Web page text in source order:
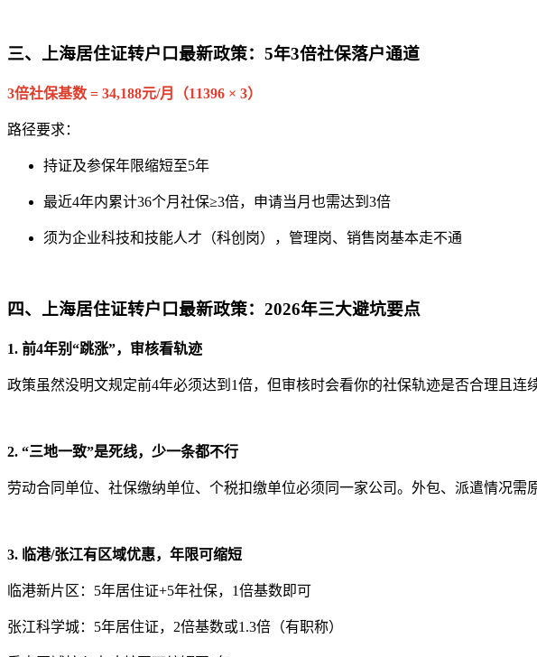
三、上海居住证转户口最新政策：5年3倍社保落户通道
3倍社保基数 = 34,188元/月（11396 × 3）
路径要求：
持证及参保年限缩短至5年
最近4年内累计36个月社保≥3倍，申请当月也需达到3倍
须为企业科技和技能人才（科创岗），管理岗、销售岗基本走不通
四、上海居住证转户口最新政策：2026年三大避坑要点
1. 前4年别“跳涨”，审核看轨迹
政策虽然没明文规定前4年必须达到1倍，但审核时会看你的社保轨迹是否合理且
2. “三地一致”是死线，少一条都不行
劳动合同单位、社保缴纳单位、个税扣缴单位必须同一家公司。外包、派遣情况需
3. 临港/张江有区域优惠，年限可缩短
临港新片区：5年居住证+5年社保，1倍基数即可
张江科学城：5年居住证，2倍基数或1.3倍（有职称）